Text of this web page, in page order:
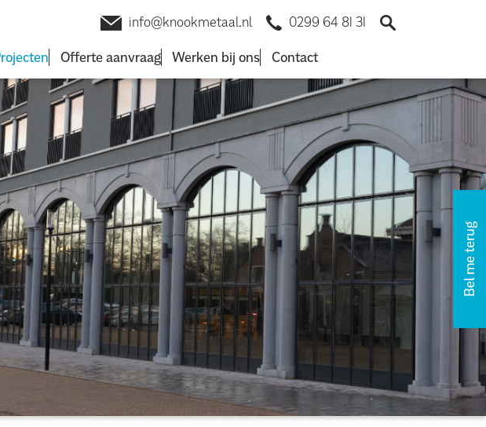
info@knookmetaal.nl 0299 64 81 31
Offerte aanvraag Werken bij ons Contact
Bel me terug